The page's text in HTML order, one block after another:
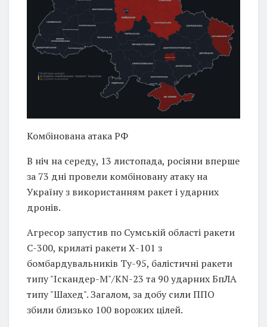
Комбінована атака РФ
В ніч на середу, 13 листопада, росіяни вперше
за 73 дні провели комбіновану атаку на
Україну з використанням ракет і ударних
дронів.
Агресор запустив по Сумській області ракети
С-300, крилаті ракети Х-101 з
бомбардувальників Ту-95, балістичні ракети
типу "Іскандер-М"/KN-23 та 90 ударних БпЛА
типу "Шахед". Загалом, за добу сили ППО
збили близько 100 ворожих цілей.